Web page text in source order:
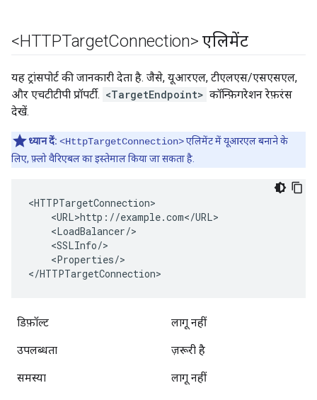
<HTTPTargetConnection> एलिमेंट
यह ट्रांसपोर्ट की जानकारी देता है. जैसे, यूआरएल, टीएलएस/एसएसएल,
और एचटीटीपी प्रॉपर्टी. <TargetEndpoint> कॉन्फ़िगरेशन रेफ़रंस
देखें.
ध्यान दें: <HttpTargetConnection>एलिमेंट में यूआरएल बनाने के
लिए, फ़्लो वैरिएबल का इस्तेमाल किया जा सकता है.
<HTTPTargetConnection>
    <URL>http://example.com</URL>
    <LoadBalancer/>
    <SSLInfo/>
    <Properties/>
</HTTPTargetConnection>
डिफ़ॉल्ट लागू नहीं
उपलब्धता ज़रूरी है
समस्या लागू नहीं